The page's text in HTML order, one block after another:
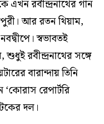
এখন রবীন্দ্রনাথের গান
আর রতন থিয়াম,
স্বভাবতই
শুধুই রবীন্দ্রনাথের সঙ্গে
বারান্দায় তিনি
রেপার্টরি
দল।